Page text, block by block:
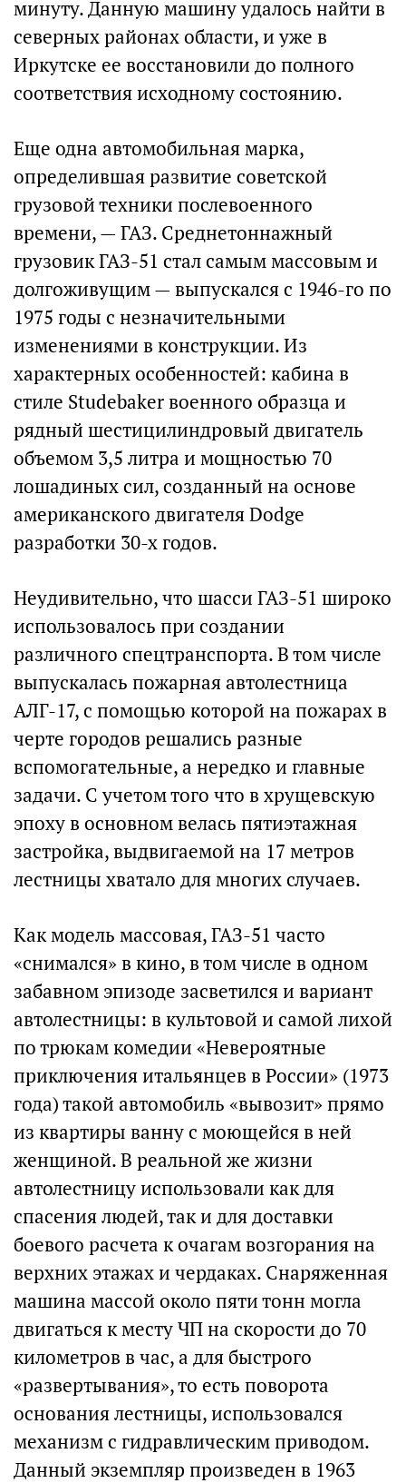
минуту. Данную машину удалось найти в
северных районах области, и уже в
Иркутске ее восстановили до полного
соответствия исходному состоянию.
Еще одна автомобильная марка,
определившая развитие советской
грузовой техники послевоенного
времени, — ГАЗ. Среднетоннажный
грузовик ГАЗ-51 стал самым массовым и
долгоживущим — выпускался с 1946-го по
1975 годы с незначительными
изменениями в конструкции. Из
характерных особенностей: кабина в
стиле Studebaker военного образца и
рядный шестицилиндровый двигатель
объемом 3,5 литра и мощностью 70
лошадиных сил, созданный на основе
американского двигателя Dodge
разработки 30-х годов.
Неудивительно, что шасси ГАЗ-51 широко
использовалось при создании
различного спецтранспорта. В том числе
выпускалась пожарная автолестница
АЛГ-17, с помощью которой на пожарах в
черте городов решались разные
вспомогательные, а нередко и главные
задачи. С учетом того что в хрущевскую
эпоху в основном велась пятиэтажная
застройка, выдвигаемой на 17 метров
лестницы хватало для многих случаев.
Как модель массовая, ГАЗ-51 часто
«снимался» в кино, в том числе в одном
забавном эпизоде засветился и вариант
автолестницы: в культовой и самой лихой
по трюкам комедии «Невероятные
приключения итальянцев в России» (1973
года) такой автомобиль «вывозит» прямо
из квартиры ванну с моющейся в ней
женщиной. В реальной же жизни
автолестницу использовали как для
спасения людей, так и для доставки
боевого расчета к очагам возгорания на
верхних этажах и чердаках. Снаряженная
машина массой около пяти тонн могла
двигаться к месту ЧП на скорости до 70
километров в час, а для быстрого
«развертывания», то есть поворота
основания лестницы, использовался
механизм с гидравлическим приводом.
Данный экземпляр произведен в 1963